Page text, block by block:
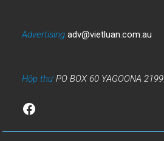
Advertising adv@vietluan.com.au
Hộp thưPO BOX 60 YAGOONA 2199
Facebook